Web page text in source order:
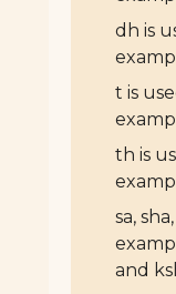
dh is
t is
th is
sa,
and